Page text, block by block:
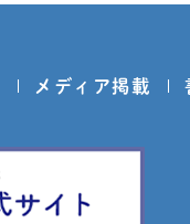
メディア掲載